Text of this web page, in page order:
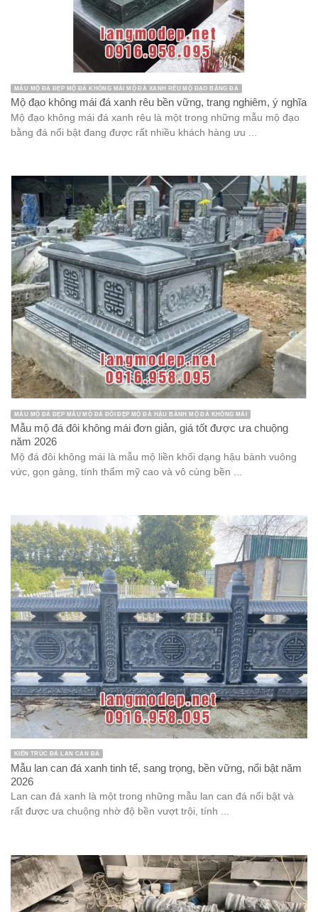
MẪU MỘ ĐÁ ĐẸP MỘ ĐÁ KHÔNG MÁI MỘ ĐÁ XANH RÊU MỘ ĐẠO BẰNG ĐÁ
Mộ đạo không mái đá xanh rêu bền vững, trang nghiêm, ý nghĩa
Mộ đạo không mái đá xanh rêu là một trong những mẫu mộ đạo
bằng đá nổi bật đang được rất nhiều khách hàng ưu ...
MẪU MỘ ĐÁ ĐẸP MẪU MỘ ĐÁ ĐÔI ĐẸP MỘ ĐÁ HẬU BÀNH MỘ ĐÁ KHÔNG MÁI
Mẫu mộ đá đôi không mái đơn giản, giá tốt được ưa chuộng
năm 2026
Mộ đá đôi không mái là mẫu mộ liền khối dạng hậu bành vuông
vức, gọn gàng, tính thẩm mỹ cao và vô cùng bền ...
KIẾN TRÚC ĐÁ LAN CAN ĐÁ
Mẫu lan can đá xanh tinh tế, sang trọng, bền vững, nổi bật năm
2026
Lan can đá xanh là một trong những mẫu lan can đá nổi bật và
rất được ưa chuộng nhờ độ bền vượt trội, tính ...